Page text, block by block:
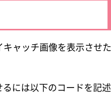
ャッチ画像を表示させた
には以下のコードを記述